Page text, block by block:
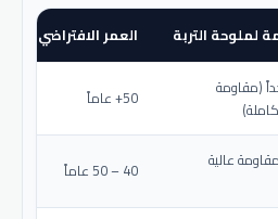
لملوحة التربة العمر الافتراضي
(مقاومة
50+ عاماً
عالية
40 – 50 عاماً